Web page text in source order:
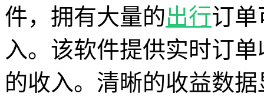
件，拥有大量的出行订
入。该软件提供实时订
的收入。清晰的收益数